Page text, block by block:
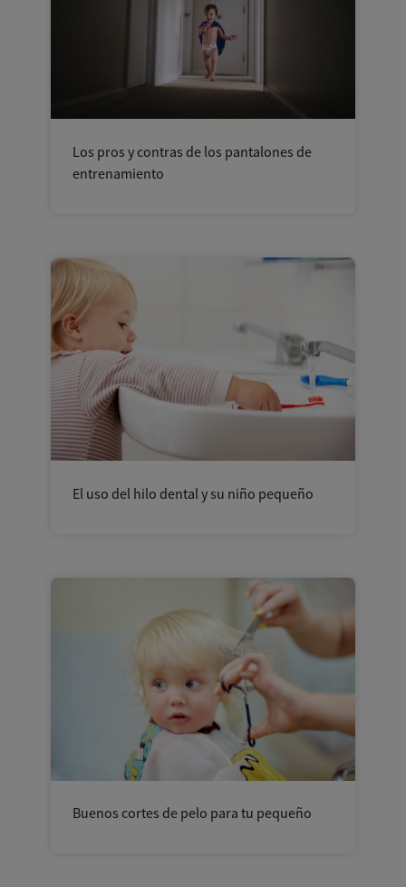
Los pros y contras de los pantalones de
entrenamiento
El uso del hilo dental y su niño pequeño
Buenos cortes de pelo para tu pequeño